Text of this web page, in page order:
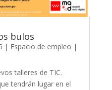
bulos
| Espacio de empleo |
talleres de TIC.
tendrán lugar en el